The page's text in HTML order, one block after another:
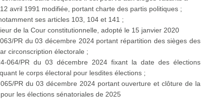
avril 1991 modifiée, portant charte des partis politiques ;
ses articles 103, 104 et 141 ;
de la Cour constitutionnelle, adopté le 15 janvier 2020
PR du 03 décembre 2024 portant répartition des sièges des
circonscription électorale ;
064/PR du 03 décembre 2024 fixant la date des élections
le corps électoral pour lesdites élections ;
PR du 03 décembre 2024 portant ouverture et clôture de la
les élections sénatoriales de 2025